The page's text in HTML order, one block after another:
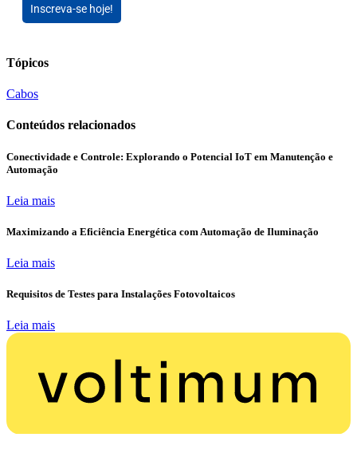
Inscreva-se hoje!
Tópicos
Cabos
Conteúdos relacionados
Conectividade e Controle: Explorando o Potencial IoT em Manutenção e
Automação
Leia mais
Maximizando a Eficiência Energética com Automação de Iluminação
Leia mais
Requisitos de Testes para Instalações Fotovoltaicos
Leia mais